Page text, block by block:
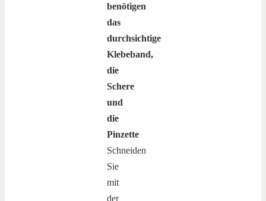
benötigen
das
durchsichtige
Klebeband,
die
Schere
und
die
Pinzette
Schneiden
Sie
mit
der